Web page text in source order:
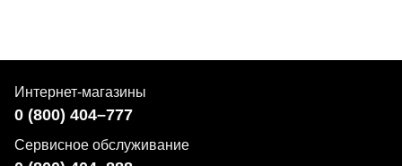
Интернет-магазины
0 (800) 404–777
Сервисное обслуживание